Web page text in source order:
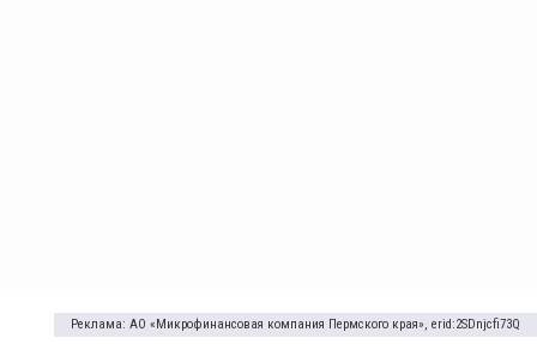
Реклама: АО «Микрофинансовая компания Пермского края», erid:2SDnjcfi73Q